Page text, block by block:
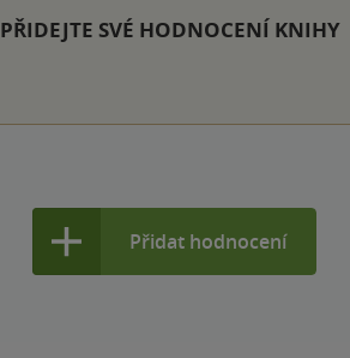
PŘIDEJTE SVÉ HODNOCENÍ KNIHY
Přidat hodnocení